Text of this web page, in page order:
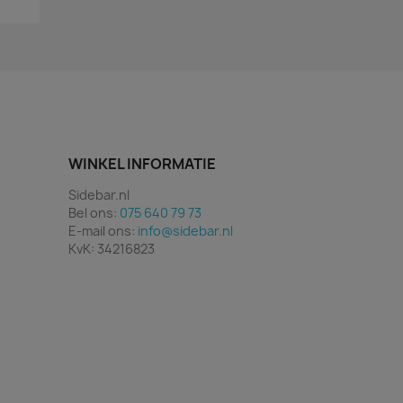
WINKEL INFORMATIE
Sidebar.nl
Bel ons: 075 640 79 73
E-mail ons: info@sidebar.nl
KvK: 34216823